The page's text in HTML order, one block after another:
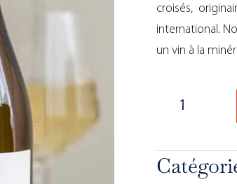
croisés,
international.
un vin à la
Gourmand
2025